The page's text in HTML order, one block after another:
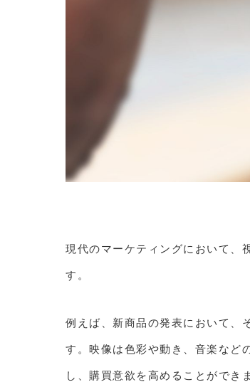
現代のマーケティングにおいて、
す。
例えば、新商品の発表において、
す。映像は色彩や動き、音楽など
し、購買意欲を高めることができ